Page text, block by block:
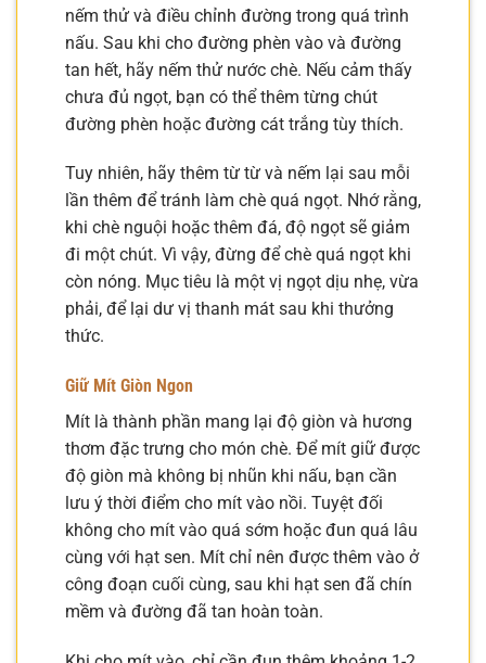
nếm thử và điều chỉnh đường trong quá trình
nấu. Sau khi cho đường phèn vào và đường
tan hết, hãy nếm thử nước chè. Nếu cảm thấy
chưa đủ ngọt, bạn có thể thêm từng chút
đường phèn hoặc đường cát trắng tùy thích.
Tuy nhiên, hãy thêm từ từ và nếm lại sau mỗi
lần thêm để tránh làm chè quá ngọt. Nhớ rằng,
khi chè nguội hoặc thêm đá, độ ngọt sẽ giảm
đi một chút. Vì vậy, đừng để chè quá ngọt khi
còn nóng. Mục tiêu là một vị ngọt dịu nhẹ, vừa
phải, để lại dư vị thanh mát sau khi thưởng
thức.
Giữ Mít Giòn Ngon
Mít là thành phần mang lại độ giòn và hương
thơm đặc trưng cho món chè. Để mít giữ được
độ giòn mà không bị nhũn khi nấu, bạn cần
lưu ý thời điểm cho mít vào nồi. Tuyệt đối
không cho mít vào quá sớm hoặc đun quá lâu
cùng với hạt sen. Mít chỉ nên được thêm vào ở
công đoạn cuối cùng, sau khi hạt sen đã chín
mềm và đường đã tan hoàn toàn.